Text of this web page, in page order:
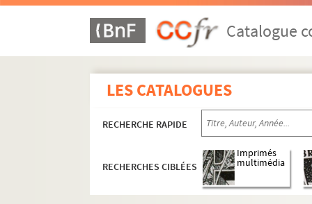
Catalogue
LES CATALOGUES
RECHERCHE RAPIDE
RECHERCHES CIBLÉES
Imprimés
multimédia
François de Curel. Le repas du lion : pièce en
Maurice Donnay. La reprise : comédie en 3
André Mouezy-Eon, Georges de La
Robert de Flers, Francis de Croisset. Le
Auguste Villeroy. Le retour à la terre : pièce
Maurice Donnay. Le retour de Jérusalem :
Emil Ludwig. Le retour d'Ulysse : comédie en
Pierre-Maurice Richard. Retour : pièce en 4